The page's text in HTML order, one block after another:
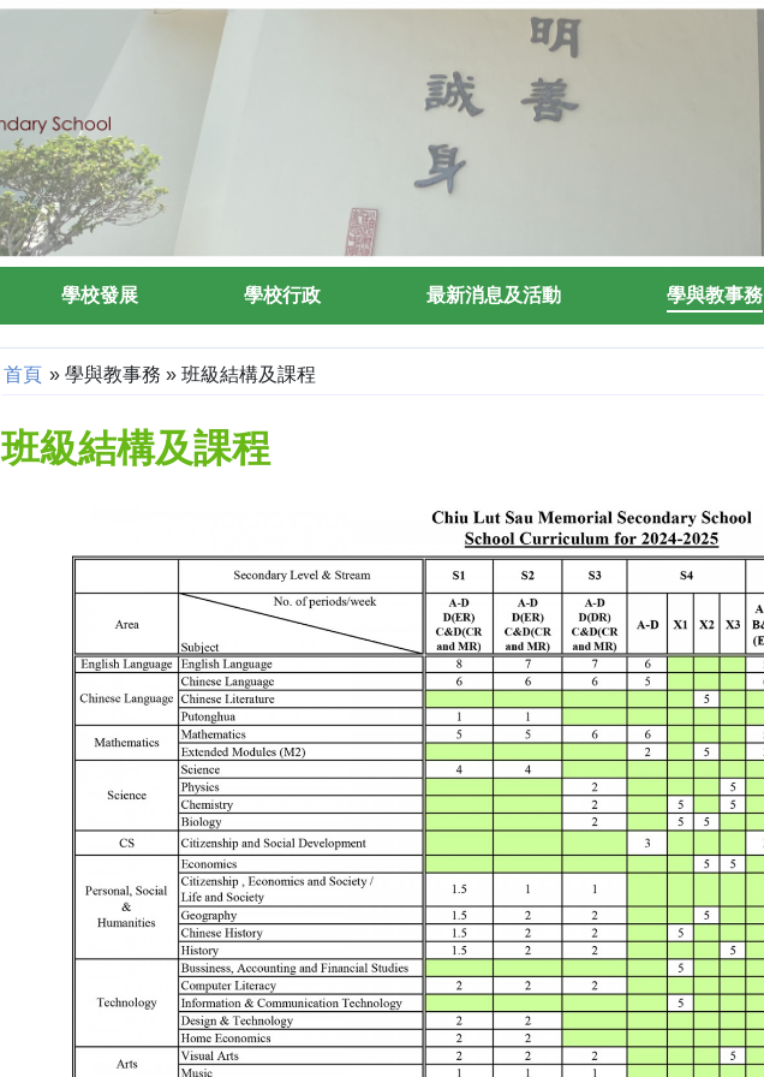
學校發展 學校行政 最新消息及活動 學與教事務
首頁 »學與教事務 »班級結構及課程
班級結構及課程